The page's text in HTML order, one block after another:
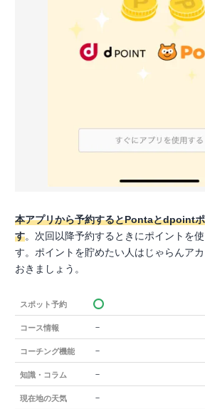
本アプリから予約するとPontaとdpoint
す。次回以降予約するときにポイントを
す。ポイントを貯めたい人はじゃらんア
おきましょう。
スポット予約
コース情報 －
コーチング機能 －
知識・コラム －
現在地の天気 －